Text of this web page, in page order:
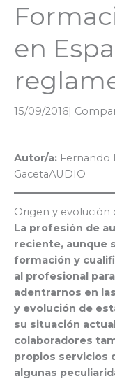
en
15/09/2016|
Autor/a: Fernando
GacetaAUDIO
Origen y evolución
La profesión de
reciente, aunque
formación y
al profesional
adentrarnos en
y evolución de
su situación
colaboradores
propios servicios
algunas